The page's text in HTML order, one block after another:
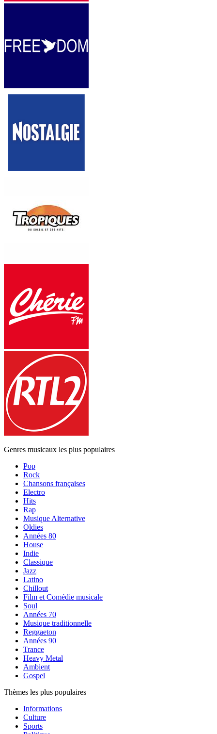
Genres musicaux les plus populaires
Pop
Rock
Chansons françaises
Electro
Hits
Rap
Musique Alternative
Oldies
Années 80
House
Indie
Classique
Jazz
Latino
Chillout
Film et Comédie musicale
Soul
Années 70
Musique traditionnelle
Reggaeton
Années 90
Trance
Heavy Metal
Ambient
Gospel
Thèmes les plus populaires
Informations
Culture
Sports